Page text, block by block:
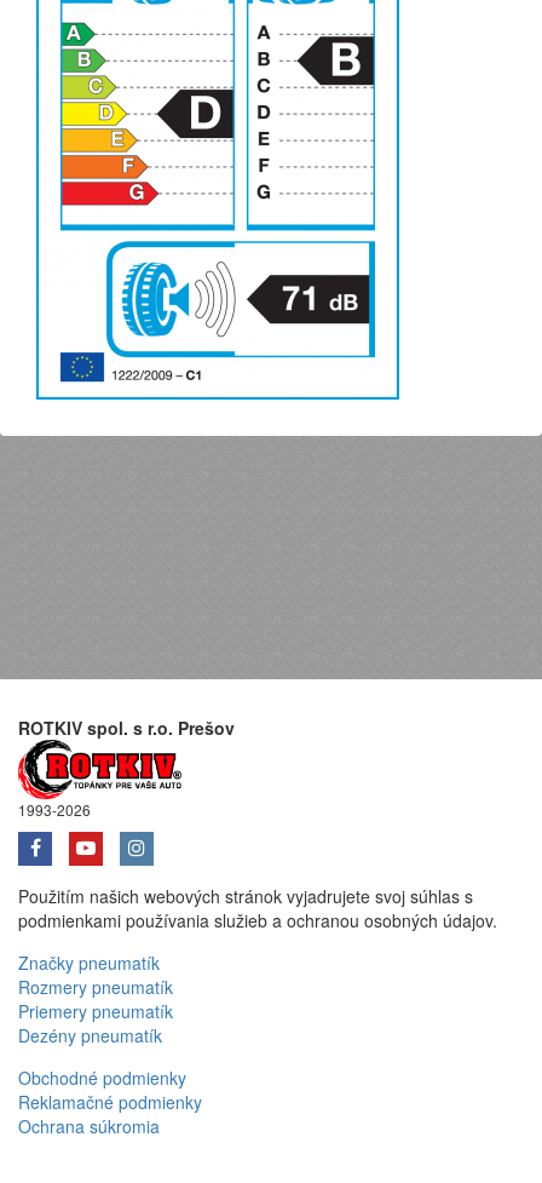
ROTKIV spol. s r.o. Prešov
1993-2026
Použitím našich webových stránok vyjadrujete svoj súhlas s
podmienkami používania služieb a ochranou osobných údajov.
Značky pneumatík
Rozmery pneumatík
Priemery pneumatík
Dezény pneumatík
Obchodné podmienky
Reklamačné podmienky
Ochrana súkromia